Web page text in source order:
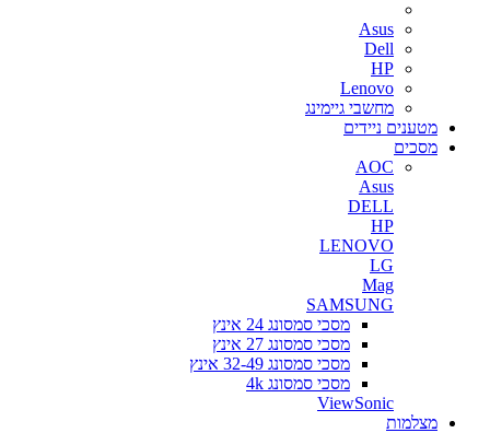
Asus
Dell
HP
Lenovo
מחשבי גיימינג
מטענים ניידים
מסכים
AOC
Asus
DELL
HP
LENOVO
LG
Mag
SAMSUNG
מסכי סמסונג 24 אינץ
מסכי סמסונג 27 אינץ
מסכי סמסונג 32-49 אינץ
מסכי סמסונג 4k
ViewSonic
מצלמות